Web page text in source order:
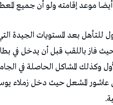
موعد إقامته ولو أن جميع
للتأهل بعد المستويات الجيدة
فاز باللقب قبل أن يدخل في
وكذلك المشاكل الحاصلة في
المشعل حيث دخل زملاء